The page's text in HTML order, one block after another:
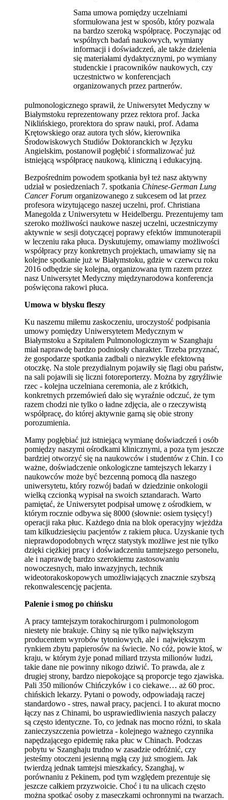
Sama umowa pomiędzy uczelniami
sformułowana jest w sposób, który pozwala
na bardzo szeroką współpracę. Poczynając od
wspólnych badań naukowych, wymiany
informacji i doświadczeń, ale także dzielenia
się materiałami dydaktycznymi, po wymiany
studenckie i pracowników naukowych, czy
uczestnictwo w konferencjach
organizowanych przez partnerów.
pulmonologicznego sprawił, że Uniwersytet Medyczny w
Białymstoku reprezentowany przez rektora prof. Jacka
Niklińskiego, prorektora do spraw nauki, prof. Adama
Krętowskiego oraz autora tych słów, kierownika
Środowiskowych Studiów Doktoranckich w Języku
Angielskim, postanowił pogłębić i sformalizować już
istniejącą współpracę naukową, kliniczną i edukacyjną.
Bezpośrednim powodem spotkania był też nasz aktywny
udział w posiedzeniach 7. spotkania Chinese-German Lung
Cancer Forum organizowanego z sukcesem od lat przez
profesora wizytującego naszej uczelni, prof. Christiana
Manegolda z Uniwersytetu w Heidelbergu. Prezentujemy tam
szeroko możliwości naukowe naszej uczelni, uczestniczymy
aktywnie w sesji dotyczącej poprawy efektów immunoterapii
w leczeniu raka płuca. Dyskutujemy, omawiamy możliwości
współpracy przy konkretnych projektach, umawiamy się na
kolejne spotkanie już w Białymstoku, gdzie w czerwcu roku
2016 odbędzie się kolejna, organizowana tym razem przez
nasz Uniwersytet Medyczny międzynarodowa konferencja
poświęcona rakowi płuca.
Umowa w błysku fleszy
Ku naszemu miłemu zaskoczeniu, uroczystość podpisania
umowy pomiędzy Uniwersytetem Medycznym w
Białymstoku a Szpitalem Pulmonologicznym w Szanghaju
miał naprawdę bardzo podniosły charakter. Trzeba przyznać,
że gospodarze spotkania zadbali o niezwykle efektowną
otoczkę. Na stole prezydialnym pojawiły się flagi obu państw,
na sali pojawili się liczni fotoreporterzy. Można by zgryźliwie
rzec - kolejna uczelniana ceremonia, ale z krótkich,
konkretnych przemówień dało się wyraźnie odczuć, że tym
razem chodzi nie tylko o ładne zdjęcia, ale o rzeczywistą
współpracę, do której aktywnie garną się obie strony
porozumienia.
Mamy pogłębiać już istniejącą wymianę doświadczeń i osób
pomiędzy naszymi ośrodkami klinicznymi, a poza tym jeszcze
bardziej otworzyć się na naukowców i studentów z Chin. I co
ważne, doświadczenie onkologiczne tamtejszych lekarzy i
naukowców może być bezcenną pomocą dla naszego
uniwersytetu, który rozwój badań w dziedzinie onkologii
wielką czcionką wypisał na swoich sztandarach. Warto
pamiętać, że Uniwersytet podpisał umowę z ośrodkiem, w
którym rocznie odbywa się 8000 (słownie: osiem tysięcy!)
operacji raka płuc. Każdego dnia na blok operacyjny wjeżdża
tam kilkudziesięciu pacjentów z rakiem płuca. Uzyskanie tych
nieprawdopodobnych wręcz statystyk możliwe jest nie tylko
dzięki ciężkiej pracy i doświadczeniu tamtejszego personelu,
ale i naprawdę bardzo szerokiemu zastosowaniu
nowoczesnych, mało inwazyjnych, technik
wideotorakoskopowych umożliwiających znacznie szybszą
rekonwalescencję pacjenta.
Palenie i smog po chińsku
A pracy tamtejszym torakochirurgom i pulmonologom
niestety nie brakuje. Chiny są nie tylko największym
producentem wyrobów tytoniowych, ale i największym
rynkiem zbytu papierosów na świecie. No cóż, powie ktoś, w
kraju, w którym żyje ponad miliard trzysta milionów ludzi,
takie dane nie powinny nikogo dziwić. To prawda, ale z
drugiej strony, bardzo niepokojące są proporcje tego zjawiska.
Pali 350 milionów Chińczyków i co ciekawe… aż 60 proc.
chińskich lekarzy. Pytani o powody, odpowiadają raczej
standardowo - stres, nawał pracy, pacjenci. I to akurat mocno
łączy nas z Chinami, bo usprawiedliwienia naszych palaczy
są często identyczne. To, co jednak nas mocno różni, to skala
zanieczyszczenia powietrza - kolejnego ważnego czynnika
napędzającego epidemię raka płuc w Chinach. Podczas
pobytu w Szanghaju trudno w zasadzie odróżnić, czy
jesteśmy otoczeni jesienną mgłą czy już smogiem. Jak
twierdzą jednak tamtejsi mieszkańcy, Szanghaj, w
porównaniu z Pekinem, pod tym względem prezentuje się
jeszcze całkiem przyzwoicie. Choć i tu na ulicach często
można spotkać osoby z maseczkami ochronnymi na twarzach.